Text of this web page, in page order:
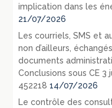
implication dans les
21/07/2026
Les courriels, SMS et
non d’ailleurs,
documents
Conclusions sous CE 3
452218 14/07/2026
Le contrôle des